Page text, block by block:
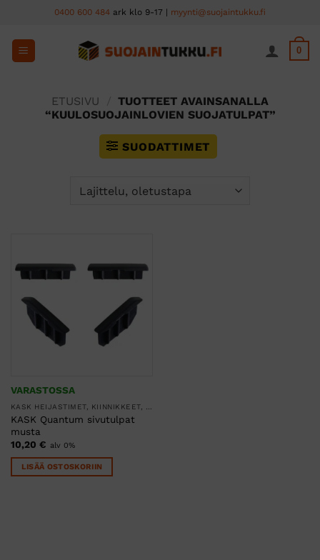
content
0400 600 484 ark klo 9-17 | myynti@suojaintukku.fi
0
ETUSIVU
TUOTTEET AVAINSANALLA
“KUULOSUOJAINLOVIEN SUOJATULPAT”
SUODATTIMET
VARASTOSSA
KASK Quantum sivutulpat
musta
10,20 € alv 0%
LISÄÄ OSTOSKORIIN